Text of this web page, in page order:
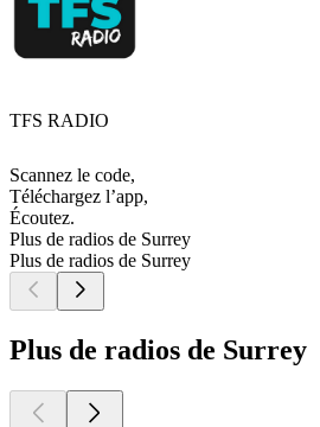
TFS RADIO
Scannez le code,
Téléchargez l’app,
Écoutez.
Plus de radios de Surrey
Plus de radios de Surrey
Plus de radios de Surrey